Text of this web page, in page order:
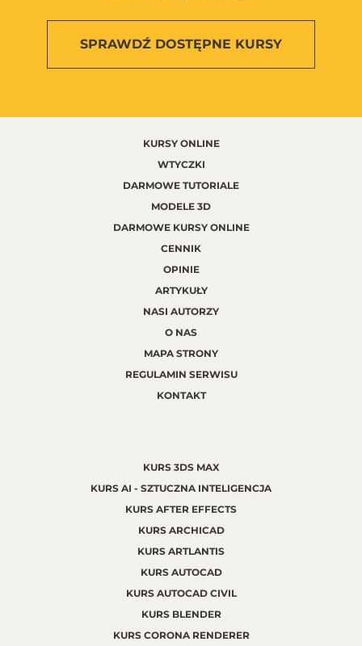
SPRAWDŹ DOSTĘPNE KURSY
KURSY ONLINE
WTYCZKI
DARMOWE TUTORIALE
MODELE 3D
DARMOWE KURSY ONLINE
CENNIK
OPINIE
ARTYKUŁY
NASI AUTORZY
O NAS
MAPA STRONY
REGULAMIN SERWISU
KONTAKT
KURS 3DS MAX
KURS AI - SZTUCZNA INTELIGENCJA
KURS AFTER EFFECTS
KURS ARCHICAD
KURS ARTLANTIS
KURS AUTOCAD
KURS AUTOCAD CIVIL
KURS BLENDER
KURS CORONA RENDERER